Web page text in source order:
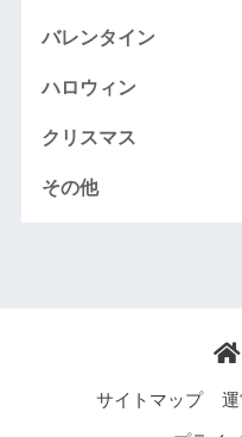
バレンタイン
ハロウィン
クリスマス
その他
サイトマップ